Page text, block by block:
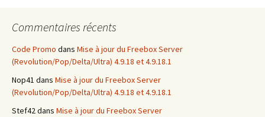
Commentaires récents
Code Promo dans Mise à jour du Freebox Server
(Revolution/Pop/Delta/Ultra) 4.9.18 et 4.9.18.1
Nop41 dans Mise à jour du Freebox Server
(Revolution/Pop/Delta/Ultra) 4.9.18 et 4.9.18.1
Stef42dans Mise à jour du Freebox Server